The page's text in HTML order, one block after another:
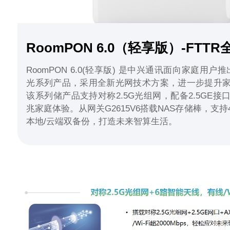
RoomPON 6.0（轻享版）-FTTR
RoomPON 6.0(轻享版) 是中兴通讯面向家庭用户推
光系列产品，采用全新光网技术方案，进一步提升
该系列储产品支持对称2.5G光组网，配备2.5GE接
兆家庭体验。从网关G2615V6搭载NAS存储棒，支
本地/云端双备份，打造未来智算生活。